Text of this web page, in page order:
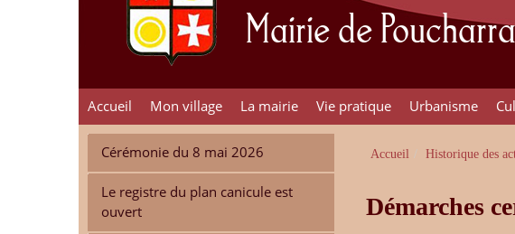
Mairie de
Accueil Mon village La mairie Vie pratique Urbanisme
Accueil Historique des
Démarches
Cérémonie du 8 mai 2026
Le registre du plan canicule est
ouvert